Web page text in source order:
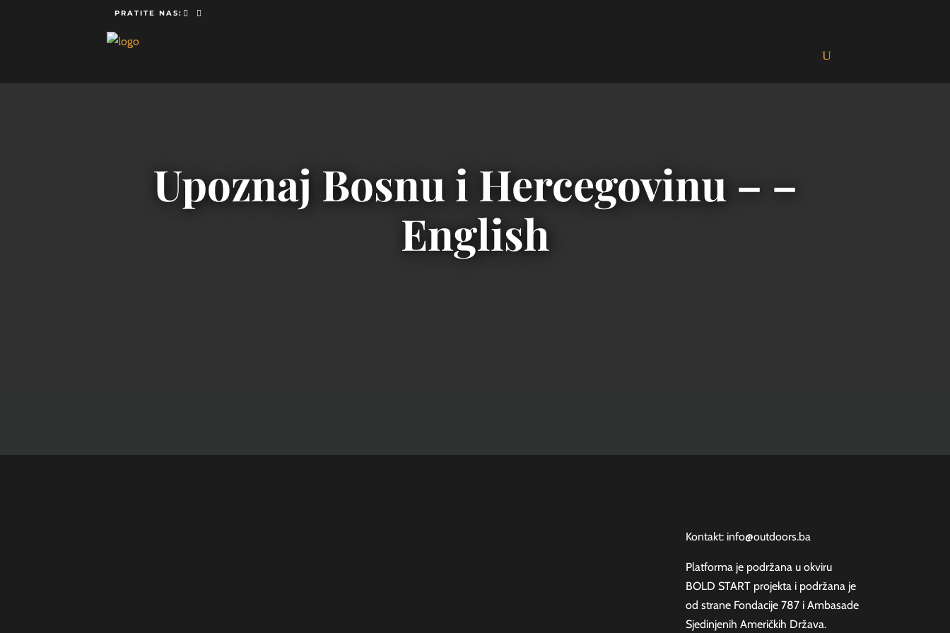
PRATITE NAS:
Upoznaj Bosnu i Hercegovinu – –
English
Kontakt: info@outdoors.ba
Platforma je podržana u okviru
BOLD START projektai podržana je
od strane Fondacije 787i Ambasade
Sjedinjenih Američkih Država.